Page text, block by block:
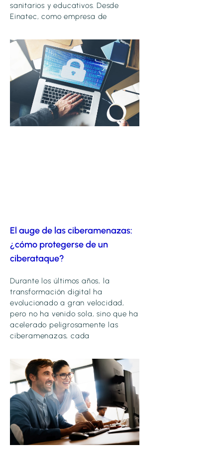
sanitarios y educativos. Desde
Einatec, como empresa de
El auge de las ciberamenazas:
¿cómo protegerse de un
ciberataque?
Durante los últimos años, la
transformación digital ha
evolucionado a gran velocidad,
pero no ha venido sola, sino que ha
acelerado peligrosamente las
ciberamenazas, cada